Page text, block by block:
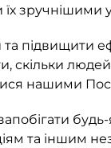
зручнішими
підвищити
скільки
нашими
та іншим